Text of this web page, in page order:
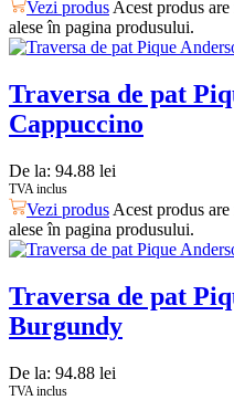
Vezi produs Acest produs
alese în pagina produsului.
Traversa de pat
Cappuccino
De la: 94.88 lei
TVA inclus
Vezi produs Acest produs
alese în pagina produsului.
Traversa de pat
Burgundy
De la: 94.88 lei
TVA inclus